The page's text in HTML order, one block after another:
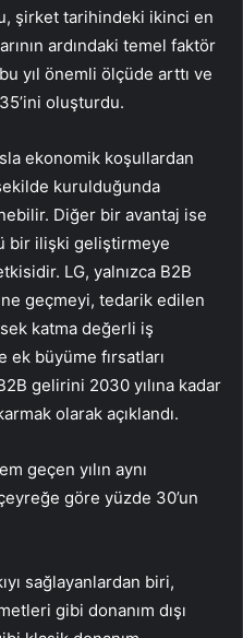
şirket tarihindeki ikinci en
ardındaki temel faktör
yıl önemli ölçüde arttı ve
oluşturdu.
ekonomik koşullardan
kurulduğunda
Diğer bir avantaj ise
bir ilişki geliştirmeye
LG, yalnızca B2B
geçmeyi, tedarik edilen
katma değerli iş
ek büyüme fırsatları
gelirini 2030 yılına kadar
olarak açıklandı.
geçen yılın aynı
göre yüzde 30’un
sağlayanlardan biri,
gibi donanım dışı